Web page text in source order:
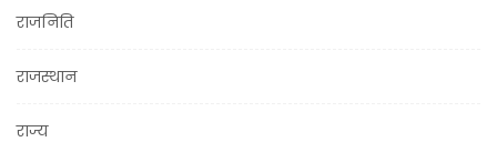
राजनिति
राजस्थान
राज्य